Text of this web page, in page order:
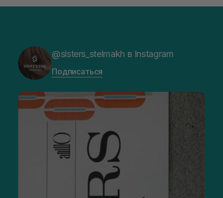
@sisters_stelmakh в Instagram
Подписаться